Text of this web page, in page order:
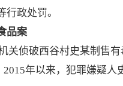
政处罚。
品案
侦破西谷村史某制售有
年以来，犯罪嫌疑